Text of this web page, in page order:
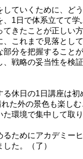
ていくために、ど
1日で体系立てて学
きたことが正しい
これまで見落とし
分を把握すること
戦略の妥当性を検
休日の1日講座は初
た外の景色も楽し
環境で集中して取
るためにアカデミー
た。（了）